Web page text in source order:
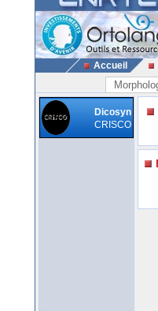
Accueil
Dicosyn
CRISCO